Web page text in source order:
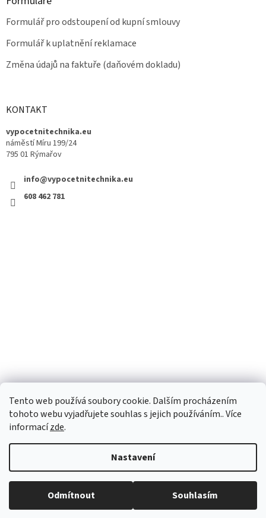
Tento web používá soubory cookie. Dalším procházením
tohoto webu vyjadřujete souhlas s jejich používáním.. Více
informacízde.
Nastavení
Odmítnout Souhlasím
Formulář pro odstoupení od kupní smlouvy
Formulář k uplatnění reklamace
Změna údajů na faktuře (daňovém dokladu)
KONTAKT
vypocetnitechnika.eu
náměstí Míru 199/24
795 01 Rýmařov
info@vypocetnitechnika.eu
608 462 781
Copyright 2026vypocetnitechnika.eu. Všechna práva vyhrazena.
Upravit nastavení cookies